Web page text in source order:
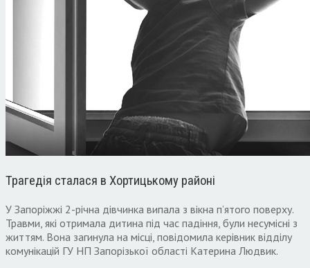
Трагедія сталася в Хортицькому районі
У Запоріжжі 2-річна дівчинка випала з вікна п’ятого поверху.
Травми, які отримала дитина під час падіння, були несумісні з
життям. Вона загинула на місці, повідомила керівник відділу
комунікацій ГУ НП Запорізької області Катерина Людвик.